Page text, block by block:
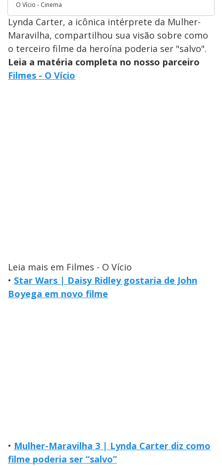
O Vício - Cinema
Lynda Carter, a icônica intérprete da Mulher-
Maravilha, compartilhou sua visão sobre como
o terceiro filme da heroína poderia ser "salvo".
Leia a matéria completa no nosso parceiro
Filmes - O Vício
Leia mais em Filmes - O Vício
• Star Wars | Daisy Ridley gostaria de John
Boyega em novo filme
• Mulher-Maravilha 3 | Lynda Carter diz como
filme poderia ser “salvo”